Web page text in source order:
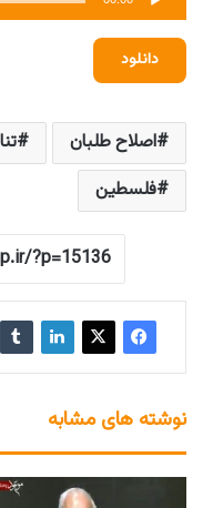
دانلود
اصلاح طلبان
فلسطین
نوشته های مشابه